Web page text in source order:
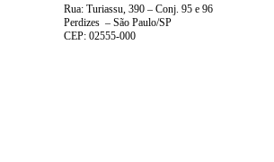
Rua: Turiassu, 390 – Conj. 95 e 96
Perdizes – São Paulo/SP
CEP: 02555-000